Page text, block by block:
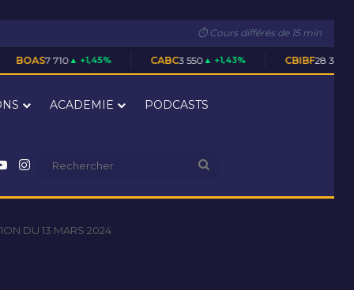
⏱ Cours différés de 15 min
▲ +1,45% CABC ▲ +1,43% CBIBF 28 305▲ +0,02%
ACADEMIE PODCASTS
YouTube
Instagram
DU 13 MARS 2024